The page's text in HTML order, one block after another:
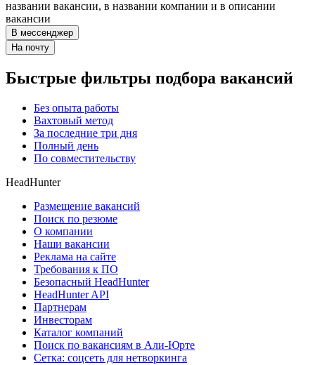
названии вакансии, в названии компании и в описании
вакансии
В мессенджер
На почту
Быстрые фильтры подбора вакансий
Без опыта работы
Вахтовый метод
За последние три дня
Полный день
По совместительству
HeadHunter
Размещение вакансий
Поиск по резюме
О компании
Наши вакансии
Реклама на сайте
Требования к ПО
Безопасный HeadHunter
HeadHunter API
Партнерам
Инвесторам
Каталог компаний
Поиск по вакансиям в Али-Юрте
Сетка: соцсеть для нетворкинга